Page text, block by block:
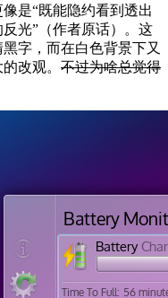
是“既能隐约看到透出
光”（作者原话）。这
字，而在白色背景下又
改观。 不过为啥总觉得